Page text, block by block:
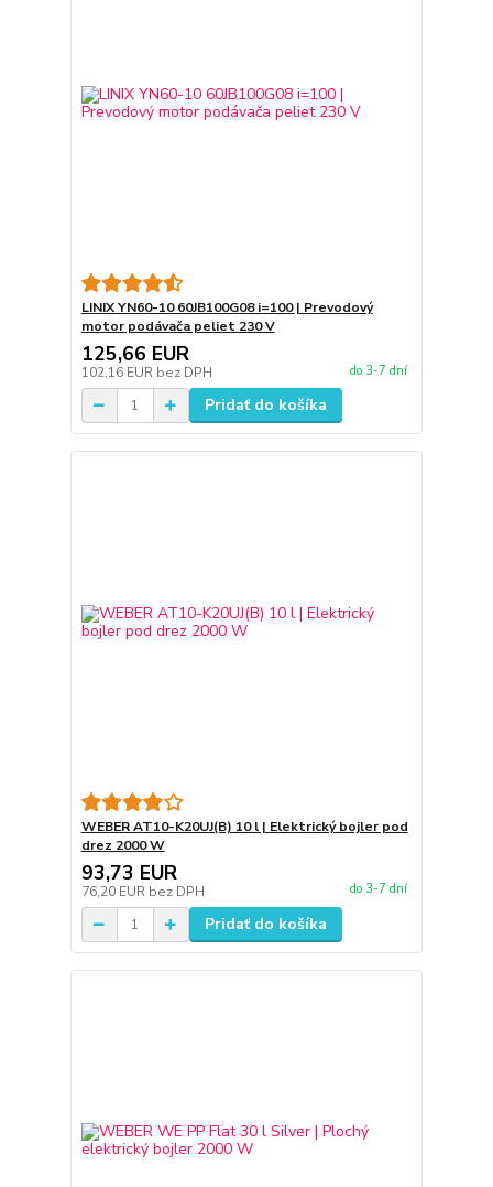
LINIX YN60-10 60JB100G08 i=100 | Prevodový
motor podávača peliet 230 V
125,66 EUR
102,16 EUR bez DPH do 3-7 dní
Pridať do košíka
WEBER AT10-K20UJ(B) 10 l | Elektrický bojler pod
drez 2000 W
93,73 EUR
76,20 EUR bez DPH do 3-7 dní
Pridať do košíka